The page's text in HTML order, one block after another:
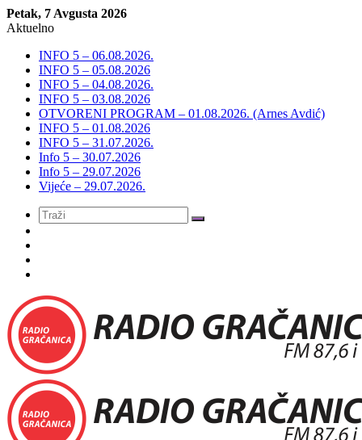
Petak, 7 Avgusta 2026
Aktuelno
INFO 5 – 06.08.2026.
INFO 5 – 05.08.2026
INFO 5 – 04.08.2026.
INFO 5 – 03.08.2026
OTVORENI PROGRAM – 01.08.2026. (Arnes Avdić)
INFO 5 – 01.08.2026
INFO 5 – 31.07.2026.
Info 5 – 30.07.2026
Info 5 – 29.07.2026
Vijeće – 29.07.2026.
Meni